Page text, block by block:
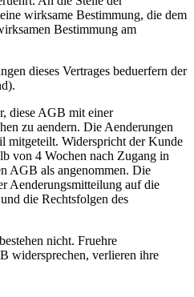
wirksame Bestimmung, die dem
Bestimmung am
dieses Vertrages beduerfern der
diese AGB mit einer
zu aendern. Die Aenderungen
mitgeteilt. Widerspricht der Kunde
von 4 Wochen nach Zugang in
AGB als angenommen. Die
Aenderungsmitteilung auf die
die Rechtsfolgen des
nicht. Fruehre
widersprechen, verlieren ihre